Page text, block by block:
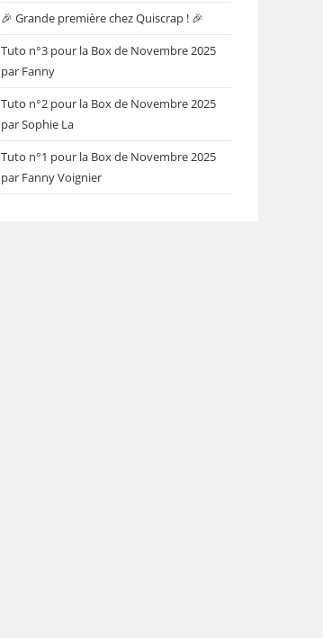
🎉 Grande première chez Quiscrap ! 🎉
Tuto n°3 pour la Box de Novembre 2025
par Fanny
Tuto n°2 pour la Box de Novembre 2025
par Sophie La
Tuto n°1 pour la Box de Novembre 2025
par Fanny Voignier